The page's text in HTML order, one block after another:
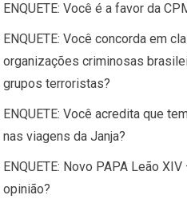
ENQUETE: Você é a favor da
ENQUETE: Você concorda em
organizações criminosas
grupos terroristas?
ENQUETE: Você acredita que
nas viagens da Janja?
ENQUETE: Novo PAPA Leão
opinião?